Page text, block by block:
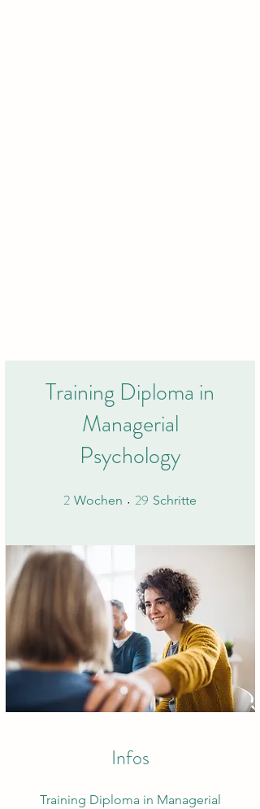
Training Diploma in
Managerial
Psychology
2 Wochen 2 Wochen
29 Schritte
Infos
Training Diploma in Managerial